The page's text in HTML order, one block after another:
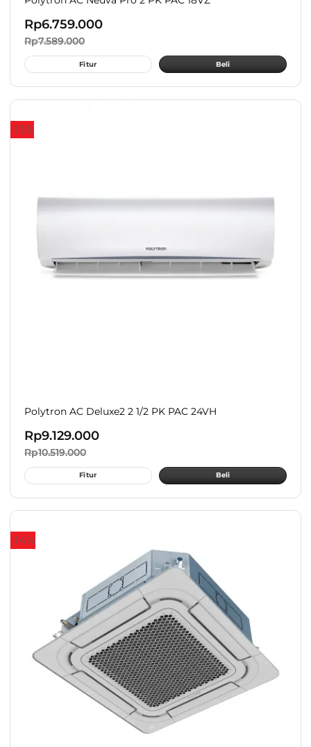
Rp6.759.000
Rp7.589.000
Fitur Beli
-13%
Polytron AC Deluxe2 2 1/2 PK PAC 24VH
Rp9.129.000
Rp10.519.000
Fitur Beli
-14%